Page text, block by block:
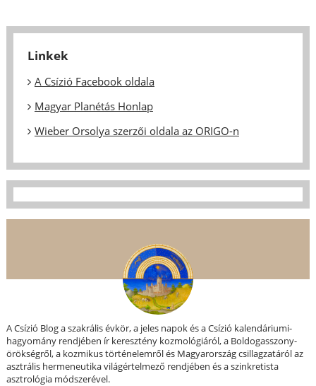
Linkek
A Csízió Facebook oldala
Magyar Planétás Honlap
Wieber Orsolya szerzői oldala az ORIGO-n
A Csízió Blog a szakrális évkör, a jeles napok és a Csízió kalendáriumi-
hagyomány rendjében ír keresztény kozmológiáról, a Boldogasszony-
örökségről, a kozmikus történelemről és Magyarország csillagzatáról az
asztrális hermeneutika világértelmező rendjében és a szinkretista
asztrológia módszerével.